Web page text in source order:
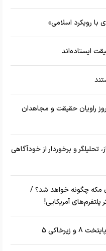
ایستاده‌اند
راویان حقیقت و مجاهدان
تحلیلگر و برخوردار از خودآگاهی
مکه چگونه خواهد شد؟ /
5